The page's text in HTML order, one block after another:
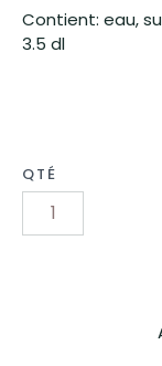
Contient: eau,
3.5 dl
QTÉ